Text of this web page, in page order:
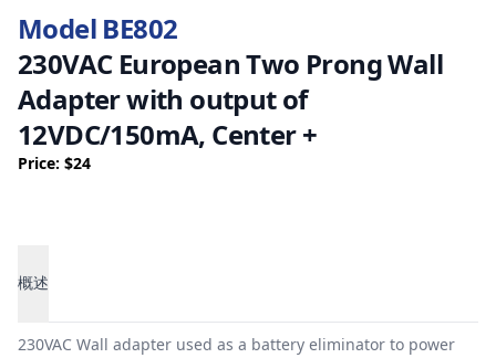
Model BE802
230VAC European Two Prong Wall
Adapter with output of
12VDC/150mA, Center +
Price: $24
概述
概述
230VAC Wall adapter used as a battery eliminator to power